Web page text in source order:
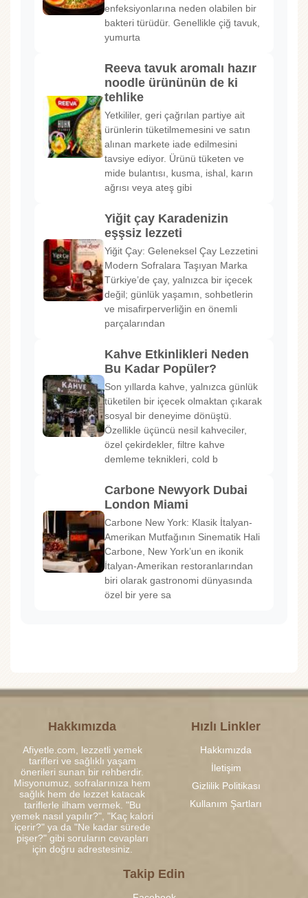
enfeksiyonlarına neden olabilen bir
bakteri türüdür. Genellikle çiğ tavuk,
yumurta
Reeva tavuk aromalı hazır
noodle ürününün de ki
tehlike
Yetkililer, geri çağrılan partiye ait
ürünlerin tüketilmemesini ve satın
alınan markete iade edilmesini
tavsiye ediyor. Ürünü tüketen ve
mide bulantısı, kusma, ishal, karın
ağrısı veya ateş gibi
Yiğit çay Karadenizin
eşşsiz lezzeti
Yiğit Çay: Geleneksel Çay Lezzetini
Modern Sofralara Taşıyan Marka
Türkiye’de çay, yalnızca bir içecek
değil; günlük yaşamın, sohbetlerin
ve misafirperverliğin en önemli
parçalarından
Kahve Etkinlikleri Neden
Bu Kadar Popüler?
Son yıllarda kahve, yalnızca günlük
tüketilen bir içecek olmaktan çıkarak
sosyal bir deneyime dönüştü.
Özellikle üçüncü nesil kahveciler,
özel çekirdekler, filtre kahve
demleme teknikleri, cold b
Carbone Newyork Dubai
London Miami
Carbone New York: Klasik İtalyan-
Amerikan Mutfağının Sinematik Hali
Carbone, New York’un en ikonik
İtalyan-Amerikan restoranlarından
biri olarak gastronomi dünyasında
özel bir yere sa
Hakkımızda
Afiyetle.com, lezzetli yemek
tarifleri ve sağlıklı yaşam
önerileri sunan bir rehberdir.
Misyonumuz, sofralarınıza hem
sağlık hem de lezzet katacak
tariflerle ilham vermek. "Bu
yemek nasıl yapılır?", "Kaç kalori
içerir?" ya da "Ne kadar sürede
pişer?" gibi soruların cevapları
için doğru adrestesiniz.
Hızlı Linkler
Hakkımızda
İletişim
Gizlilik Politikası
Kullanım Şartları
Takip Edin